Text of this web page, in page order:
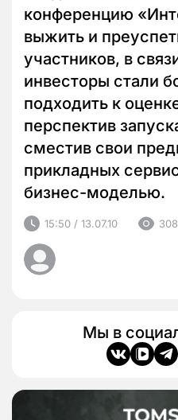
конференцию
выжить и
участников, в
инвесторы стали
подходить к
перспектив
сместив свои
прикладных
бизнес-моделью.
15:50 / 13.07.10 308
Мы в